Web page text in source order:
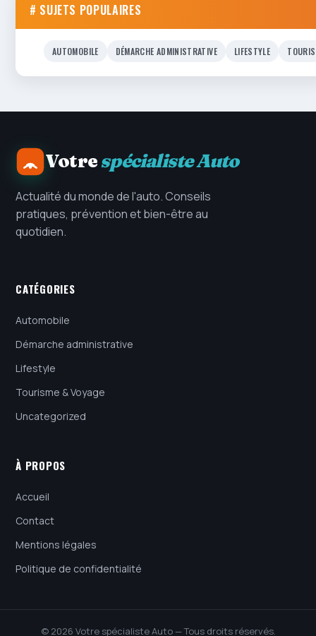
# SUJETS POPULAIRES
AUTOMOBILE DÉMARCHE ADMINISTRATIVE LIFESTYLE
Votrespécialiste Auto
Actualité du monde de l'auto. Conseils
pratiques, prévention et bien-être au
quotidien.
CATÉGORIES
Automobile
Démarche administrative
Lifestyle
Tourisme & Voyage
Uncategorized
À PROPOS
Accueil
Contact
Mentions légales
Politique de confidentialité
© 2026 Votre spécialiste Auto — Tous droits réservés.